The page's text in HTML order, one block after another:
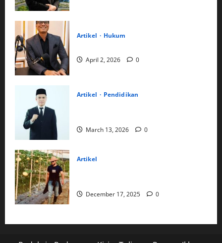
Artikel Hukum
April 2, 2026 0
Artikel Pendidikan
March 13, 2026 0
Artikel
December 17, 2025 0